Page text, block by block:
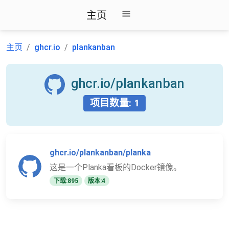
主页
主页 ghcr.io plankanban
ghcr.io/plankanban
项目数量: 1
ghcr.io/plankanban/planka
这是一个Planka看板的Docker镜像。
下载:895 版本:4